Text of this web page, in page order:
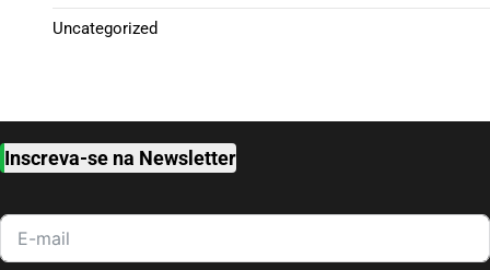
Uncategorized
Inscreva-se na Newsletter